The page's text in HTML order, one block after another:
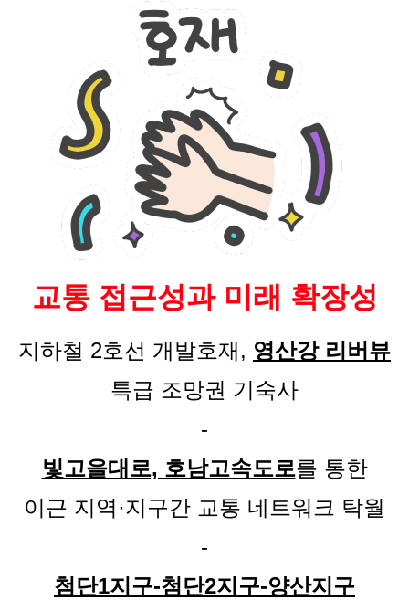
교통 접근성과 미래 확장성
지하철 2호선 개발호재, 영산강 리버뷰
특급 조망권 기숙사
-
빛고을대로, 호남고속도로를 통한
이근 지역·지구간 교통 네트워크 탁월
-
첨단1지구-첨단2지구-양산지구